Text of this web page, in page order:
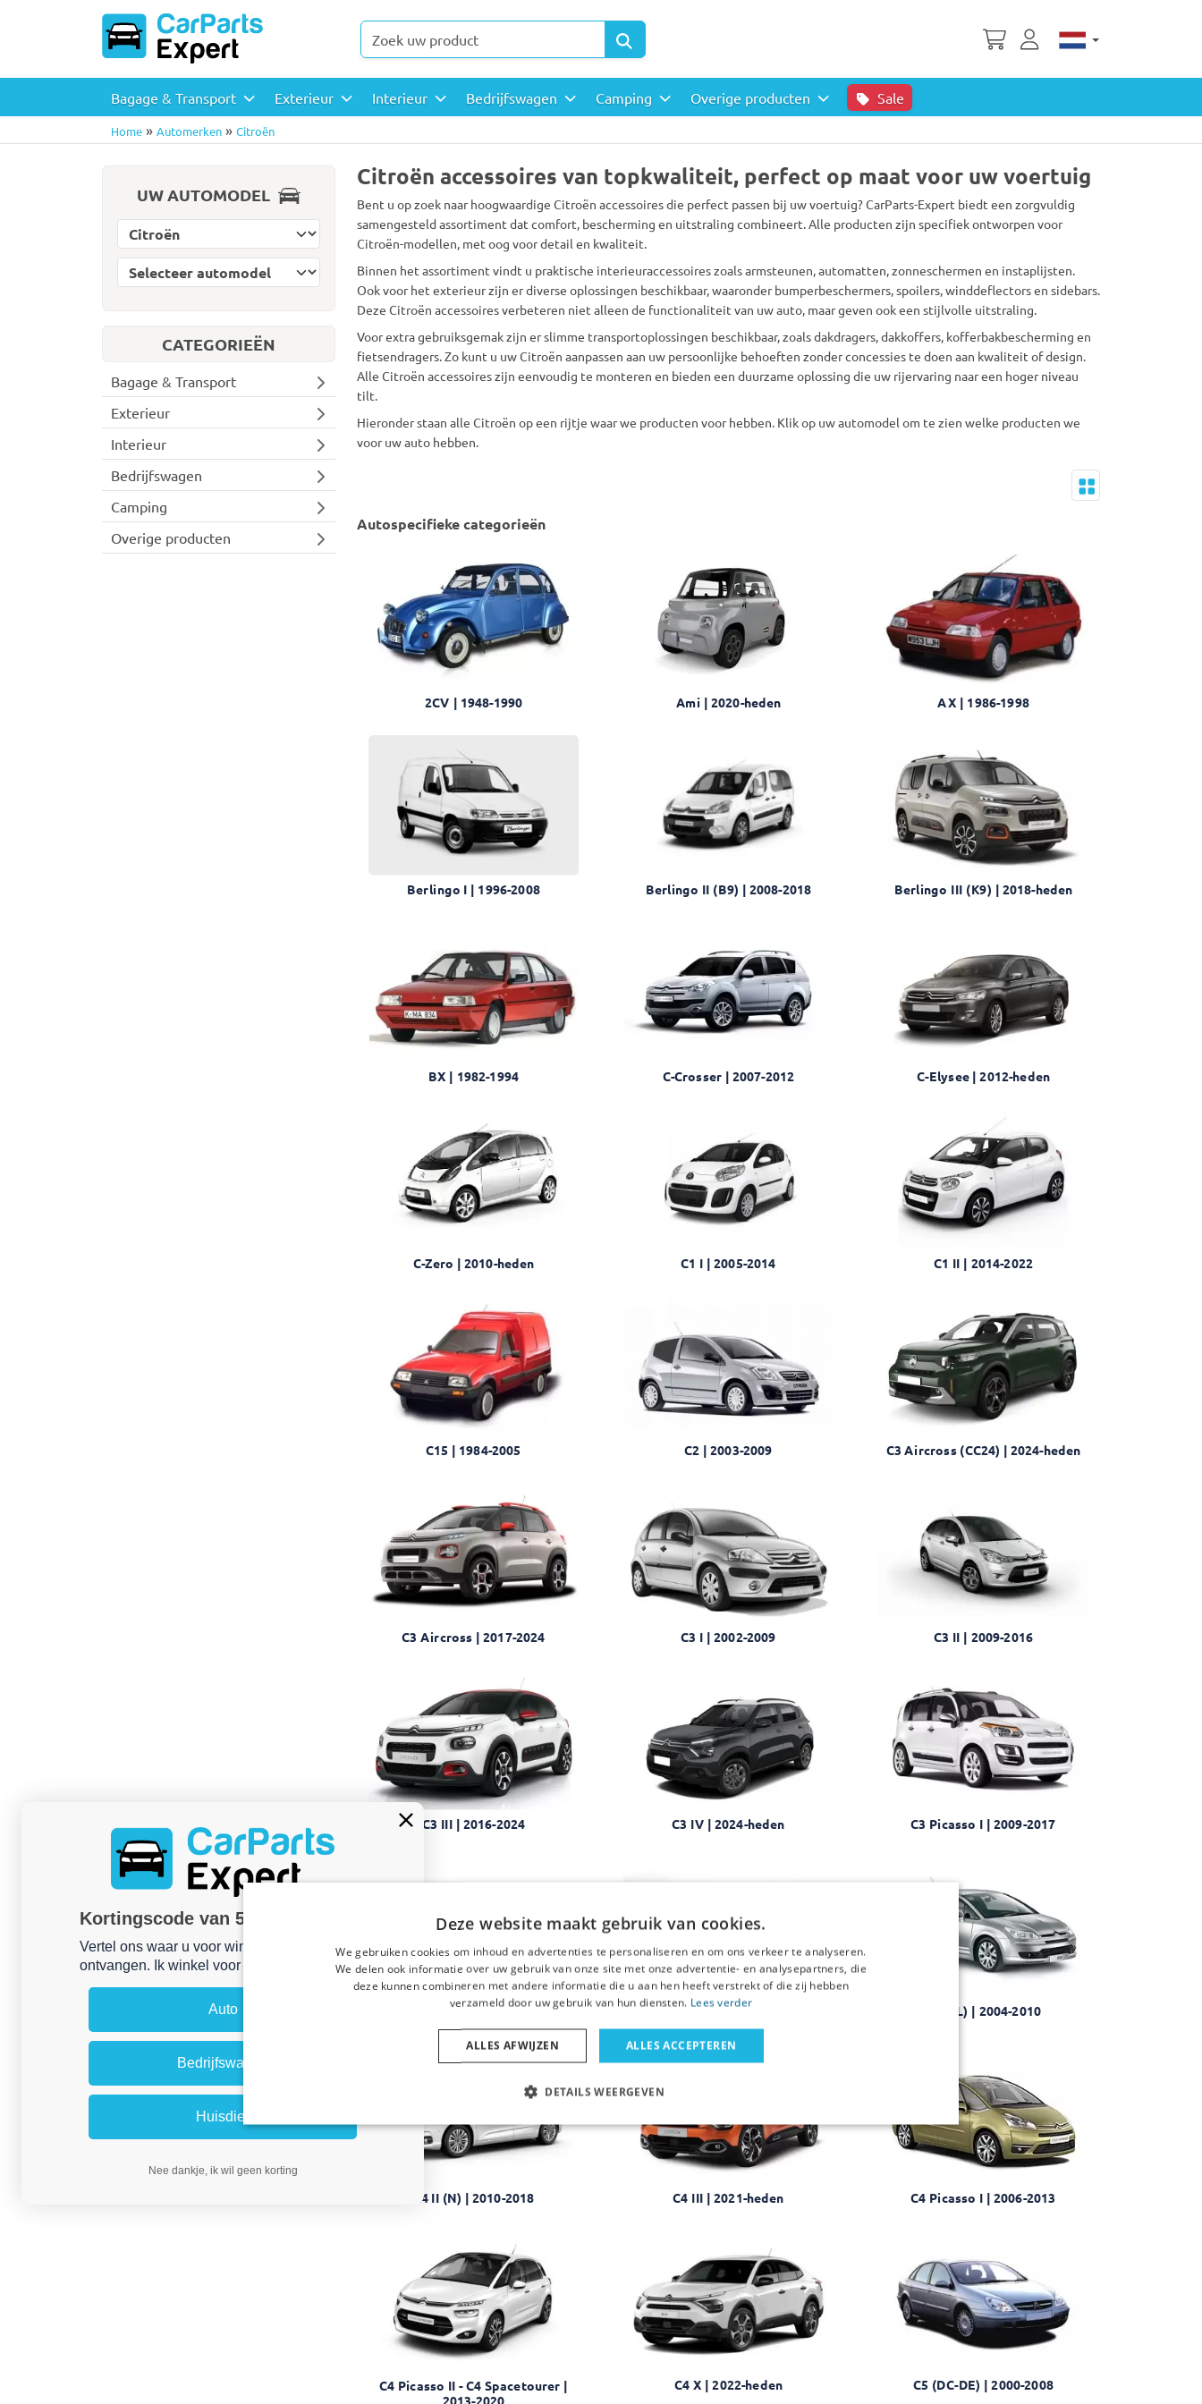
Bagage & Transport Exterieur Interieur Bedrijfswagen Camping Overige producten Sale
Home » Automerken » Citroën
UW AUTOMODEL
Selecteer automerk
Selecteer automodel
CATEGORIEËN
Bagage & Transport
Exterieur
Interieur
Bedrijfswagen
Camping
Overige producten
Citroën accessoires van topkwaliteit, perfect op maat voor uw voertuig
Bent u op zoek naar hoogwaardige Citroën accessoires die perfect passen bij uw voertuig? CarParts-Expert biedt een zorgvuldig
samengesteld assortiment dat comfort, bescherming en uitstraling combineert. Alle producten zijn specifiek ontworpen voor
Citroën-modellen, met oog voor detail en kwaliteit.
Binnen het assortiment vindt u praktische interieuraccessoires zoals armsteunen, automatten, zonneschermen en instaplijsten.
Ook voor het exterieur zijn er diverse oplossingen beschikbaar, waaronder bumperbeschermers, spoilers, winddeflectors en sidebars.
Deze Citroën accessoires verbeteren niet alleen de functionaliteit van uw auto, maar geven ook een stijlvolle uitstraling.
Voor extra gebruiksgemak zijn er slimme transportoplossingen beschikbaar, zoals dakdragers, dakkoffers, kofferbakbescherming en
fietsendragers. Zo kunt u uw Citroën aanpassen aan uw persoonlijke behoeften zonder concessies te doen aan kwaliteit of design.
Alle Citroën accessoires zijn eenvoudig te monteren en bieden een duurzame oplossing die uw rijervaring naar een hoger niveau
tilt.
Hieronder staan alle Citroën op een rijtje waar we producten voor hebben. Klik op uw automodel om te zien welke producten we
voor uw auto hebben.
Autospecifieke categorieën
2CV | 1948-1990 Ami | 2020-heden AX | 1986-1998
Berlingo I | 1996-2008 Berlingo II (B9) | 2008-2018 Berlingo III (K9) | 2018-heden
BX | 1982-1994 C-Crosser | 2007-2012 C-Elysee | 2012-heden
C-Zero | 2010-heden C1 I | 2005-2014 C1 II | 2014-2022
C15 | 1984-2005 C2 | 2003-2009 C3 Aircross (CC24) | 2024-heden
C3 Aircross | 2017-2024 C3 I | 2002-2009 C3 II | 2009-2016
C3 III | 2016-2024 C3 IV | 2024-heden C3 Picasso I | 2009-2017
C4 Aircross | 2012-2017 C4 Cactus | 2014-2020 C4 I (L) | 2004-2010
C4 II (N) | 2010-2018 C4 III | 2021-heden C4 Picasso I | 2006-2013
C4 Picasso II - C4 Spacetourer | C4 X | 2022-heden C5 (DC-DE) | 2000-2008
Deze website maakt gebruik van cookies.
We gebruiken cookies om inhoud en advertenties te personaliseren en om ons verkeer te analyseren.
We delen ook informatie over uw gebruik van onze site met onze advertentie- en analysepartners, die
deze kunnen combineren met andere informatie die u aan hen heeft verstrekt of die zij hebben
verzameld door uw gebruik van hun diensten. Lees verder
ALLES ACCEPTEREN
ALLES AFWIJZEN
DETAILS WEERGEVEN
Kortingscode van 5% ontvangen?
Vertel ons waar u voor winkelt om uw korting te
ontvangen. Ik winkel voor mijn:
Auto
Bedrijfswagen
Huisdier
Nee dankje, ik wil geen korting